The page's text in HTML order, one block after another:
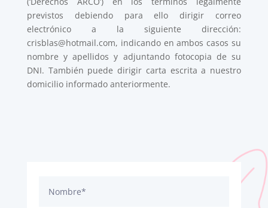
previstos debiendo para ello dirigir correo
electrónico a la siguiente dirección:
crisblas@hotmail.com, indicando en ambos casos su
nombre y apellidos y adjuntando fotocopia de su
DNI. También puede dirigir carta escrita a nuestro
domicilio informado anteriormente.